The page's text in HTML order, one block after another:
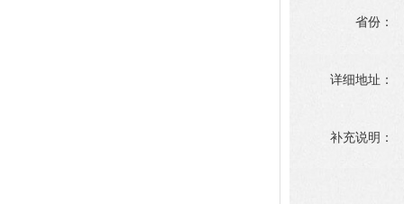
省份：
详细地址：
补充说明：